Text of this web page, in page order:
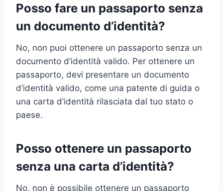
Posso fare un passaporto senza
un documento d’identità?
No, non puoi ottenere un passaporto senza un
documento d’identità valido. Per ottenere un
passaporto, devi presentare un documento
d’identità valido, come una patente di guida o
una carta d’identità rilasciata dal tuo stato o
paese.
Posso ottenere un passaporto
senza una carta d’identità?
No, non è possibile ottenere un passaporto